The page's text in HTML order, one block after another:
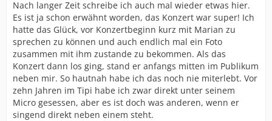
Nach langer Zeit schreibe ich auch mal wieder etwas hier.
Es ist ja schon erwähnt worden, das Konzert war super! Ich
hatte das Glück, vor Konzertbeginn kurz mit Marian zu
sprechen zu können und auch endlich mal ein Foto
zusammen mit ihm zustande zu bekommen. Als das
Konzert dann los ging, stand er anfangs mitten im Publikum
neben mir. So hautnah habe ich das noch nie miterlebt. Vor
zehn Jahren im Tipi habe ich zwar direkt unter seinem
Micro gesessen, aber es ist doch was anderen, wenn er
singend direkt neben einem steht.